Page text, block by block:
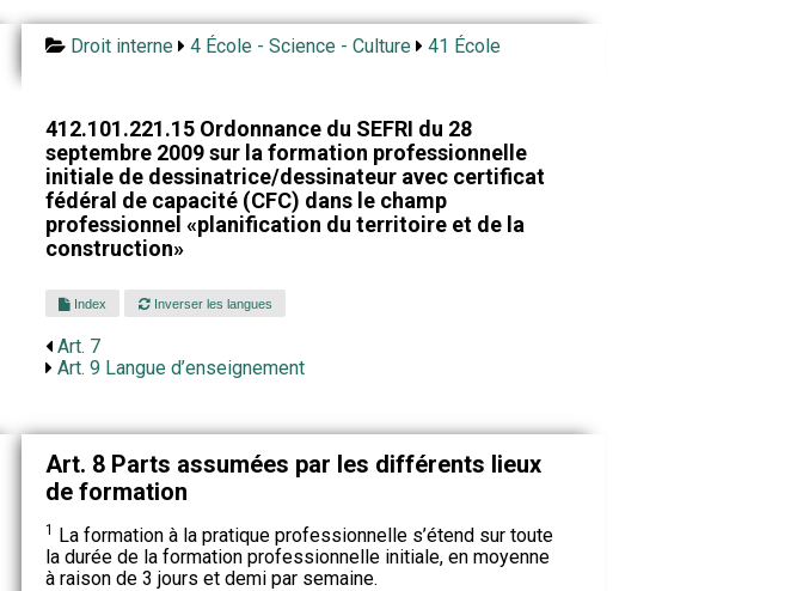
Droit interne 4 École - Science - Culture 41 École
412.101.221.15 Ordonnance du SEFRI du 28
septembre 2009 sur la formation professionnelle
initiale de dessinatrice/dessinateur avec certificat
fédéral de capacité (CFC) dans le champ
professionnel «planification du territoire et de la
construction»
Index Inverser les langues
Art. 7
Art. 9 Langue d’enseignement
Art. 8 Parts assumées par les différents lieux
de formation
1 La formation à la pratique professionnelle s’étend sur toute
la durée de la formation professionnelle initiale, en moyenne
à raison de 3 jours et demi par semaine.